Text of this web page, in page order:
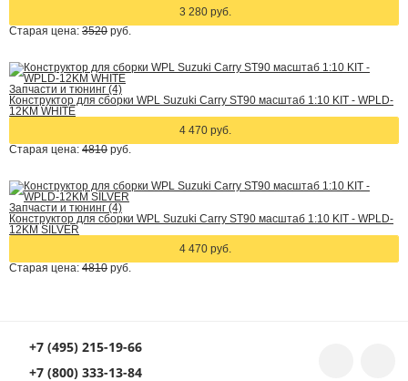
3 280 руб.
Старая цена: 3520 руб.
Запчасти и тюнинг (4)
Конструктор для сборки WPL Suzuki Carry ST90 масштаб 1:10 KIT - WPLD-
12KM WHITE
4 470 руб.
Старая цена: 4810 руб.
Запчасти и тюнинг (4)
Конструктор для сборки WPL Suzuki Carry ST90 масштаб 1:10 KIT - WPLD-
12KM SILVER
4 470 руб.
Старая цена: 4810 руб.
+7 (495) 215-19-66
+7 (800) 333-13-84